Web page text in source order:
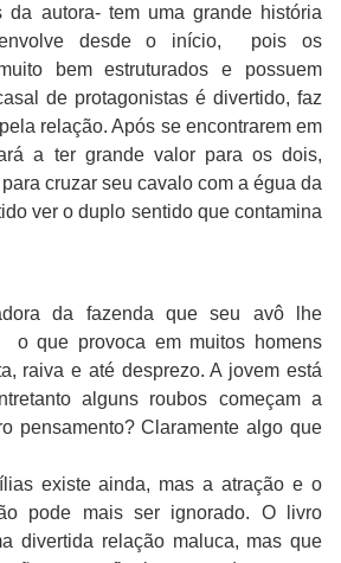
da autora- tem uma grande história
desde o início, pois os
bem estruturados e possuem
de protagonistas é divertido, faz
relação. Após se encontrarem em
a ter grande valor para os dois,
cruzar seu cavalo com a égua da
ver o duplo sentido que contamina
da fazenda que seu avô lhe
o que provoca em muitos homens
raiva e até desprezo. A jovem está
alguns roubos começam a
pensamento? Claramente algo que
existe ainda, mas a atração e o
pode mais ser ignorado. O livro
divertida relação maluca, mas que